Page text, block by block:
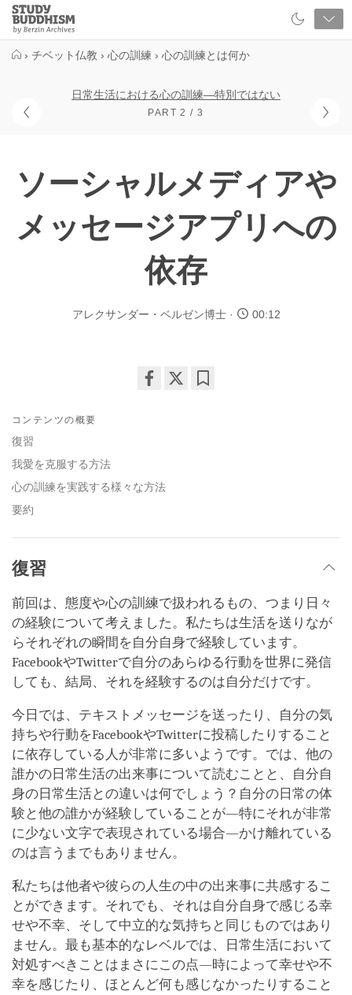
Close
Study
Buddhism
› チベット仏教 › 心の訓練 › 心の訓練とは何か
日常生活における心の訓練―特別ではない
PART 2 / 3
ソーシャルメディアや
メッセージアプリへの
依存
アレクサンダー・ベルゼン博士 00:12
コンテンツの概要
復習
我愛を克服する方法
心の訓練を実践する様々な方法
要約
復習
前回は、態度や心の訓練で扱われるもの、つまり日々
の経験について考えました。私たちは生活を送りなが
らそれぞれの瞬間を自分自身で経験しています。
FacebookやTwitterで自分のあらゆる行動を世界に発信
しても、結局、それを経験するのは自分だけです。
今日では、テキストメッセージを送ったり、自分の気
持ちや行動をFacebookやTwitterに投稿したりすること
に依存している人が非常に多いようです。では、他の
誰かの日常生活の出来事について読むことと、自分自
身の日常生活との違いは何でしょう？自分の日常の体
験と他の誰かが経験していることが―特にそれが非常
に少ない文字で表現されている場合―かけ離れている
のは言うまでもありません。
私たちは他者や彼らの人生の中の出来事に共感するこ
とができます。それでも、それは自分自身で感じる幸
せや不幸、そして中立的な気持ちと同じものではあり
ません。最も基本的なレベルでは、日常生活において
対処すべきことはまさにこの点―時によって幸せや不
幸を感じたり、ほとんど何も感じなかったりすること